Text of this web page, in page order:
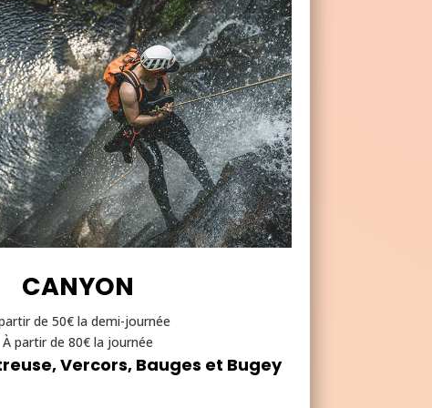
ic
o
n
CANYON
de 50€ la demi-journée
À partir de 80€ la journée
Vercors, Bauges et Bugey